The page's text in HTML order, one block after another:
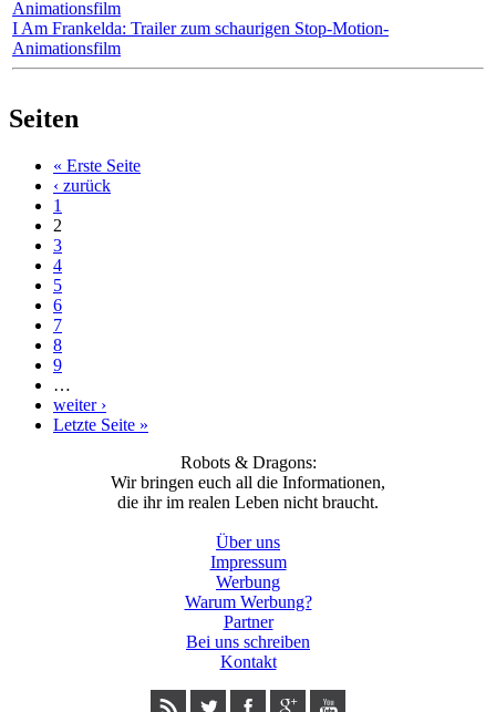
I Am Frankelda: Trailer zum schaurigen Stop-Motion-
Animationsfilm
Seiten
« Erste Seite
‹ zurück
1
2
3
4
5
6
7
8
9
…
weiter ›
Letzte Seite »
Robots & Dragons:
Wir bringen euch all die Informationen,
die ihr im realen Leben nicht braucht.
Über uns
Impressum
Werbung
Warum Werbung?
Partner
Bei uns schreiben
Kontakt